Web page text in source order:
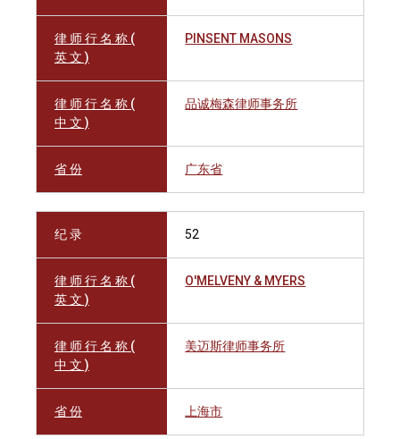
律 师 行 名 称 (
英 文 )
PINSENT MASONS
律 师 行 名 称 (
中 文 )
品诚梅森律师事务所
省 份 广东省
纪 录 52
律 师 行 名 称 (
英 文 )
O'MELVENY & MYERS
律 师 行 名 称 (
中 文 )
美迈斯律师事务所
省 份 上海市